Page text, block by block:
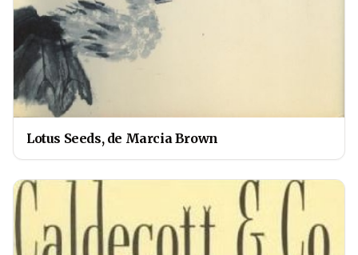
Lotus Seeds, de Marcia Brown